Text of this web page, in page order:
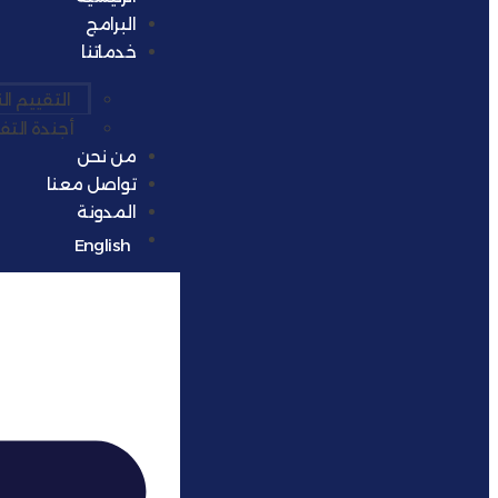
البرامج
خدماتنا
التقييم
أجندة
من نحن
تواصل معنا
المدونة
English